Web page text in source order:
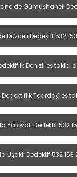
de Gümüşhaneli
Düzceli Dedektif 532
Denizli eş takibi
Tekirdağ eş
Yalovalı Dedektif 532
Uşaklı Dedektif 532 153